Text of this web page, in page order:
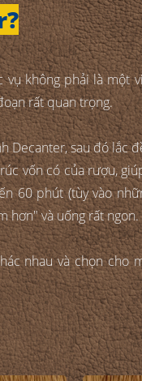
không phải là một
rất quan trọng.
Decanter, sau đó lắc
vốn có của rượu,
60 phút (tùy vào
hơn" và uống rất ngon.
nhau và chọn cho